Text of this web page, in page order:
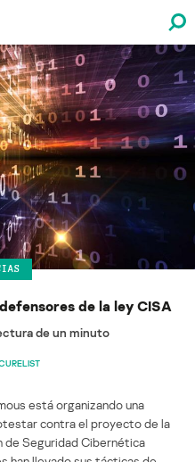
de la ley CISA
de un minuto
está organizando una
contra el proyecto de la
de Seguridad Cibernética